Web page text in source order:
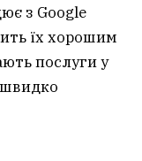
з Google
їх хорошим
послуги у
швидко